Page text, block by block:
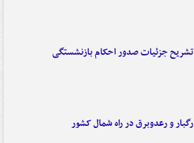
تشریح جزئیات صدور احکام بازنشستگی
رگبار و رعدوبرق در راه شمال کشور